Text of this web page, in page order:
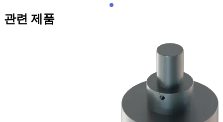
관련 제품